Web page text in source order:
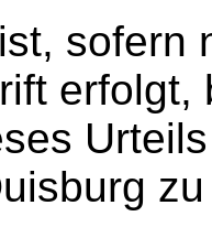
sofern